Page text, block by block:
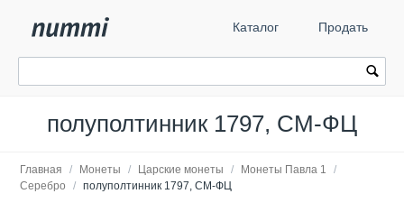
Каталог Продать
полуполтинник 1797, СМ-ФЦ
Главная / Монеты / Царские монеты / Монеты Павла 1
/
Серебро
/ полуполтинник 1797, СМ-ФЦ